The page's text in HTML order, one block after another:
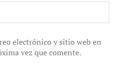
electrónico y sitio web en
vez que comente.